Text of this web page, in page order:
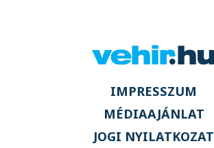
IMPRESSZUM
MÉDIAAJÁNLAT
JOGI NYILATKOZAT